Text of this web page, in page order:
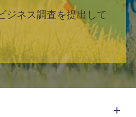
ジネス調査を提出して